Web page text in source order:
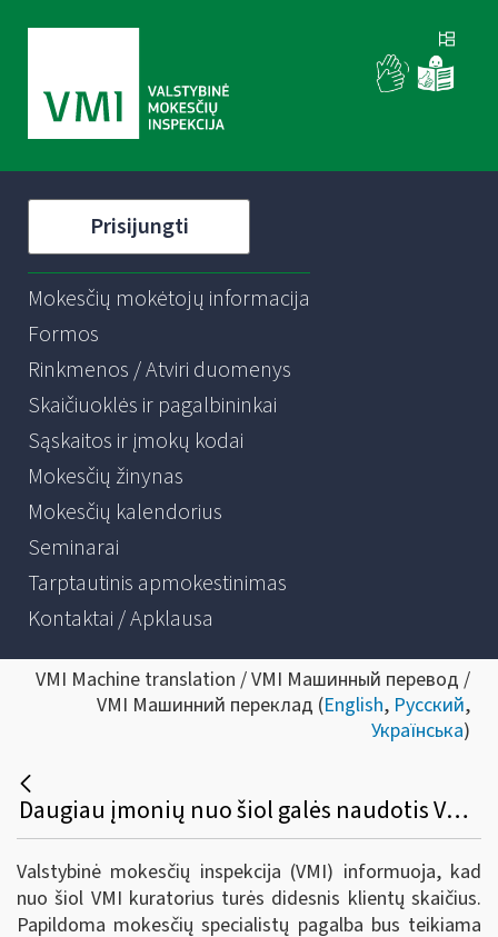
Prisijungti
Mokesčių mokėtojų informacija
Formos
Rinkmenos / Atviri duomenys
Skaičiuoklės ir pagalbininkai
Sąskaitos ir įmokų kodai
Mokesčių žinynas
Mokesčių kalendorius
Seminarai
Tarptautinis apmokestinimas
Kontaktai / Apklausa
VMI Machine translation / VMI Машинный перевод /
VMI Машинний переклад (English, Русский,
Українська)
Daugiau įmonių nuo šiol galės naudotis VMI kuratorių pagalba
Valstybinė mokesčių inspekcija (VMI) informuoja, kad
nuo šiol VMI kuratorius turės didesnis klientų skaičius.
Papildoma mokesčių specialistų pagalba bus teikiama